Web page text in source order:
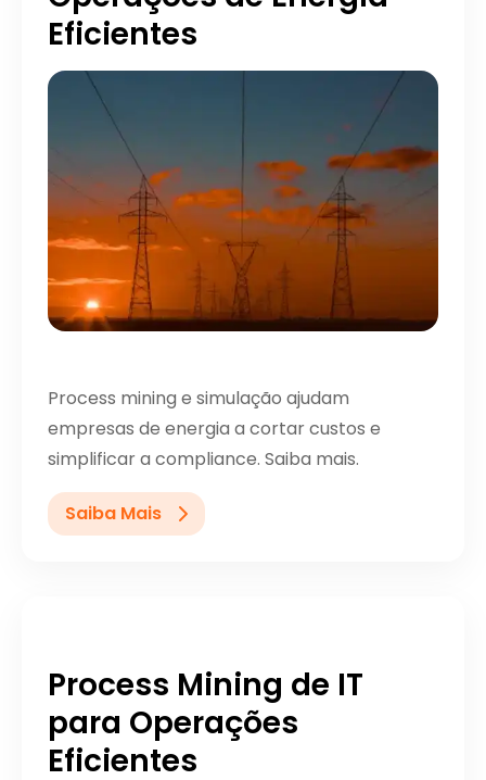
Eficientes
Process mining e simulação ajudam
empresas de energia a cortar custos e
simplificar a compliance. Saiba mais.
Saiba Mais
Process Mining de IT
para Operações
Eficientes